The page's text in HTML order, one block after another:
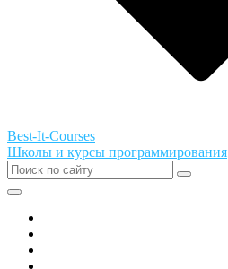
Best-It-Courses
Школы и курсы программирования